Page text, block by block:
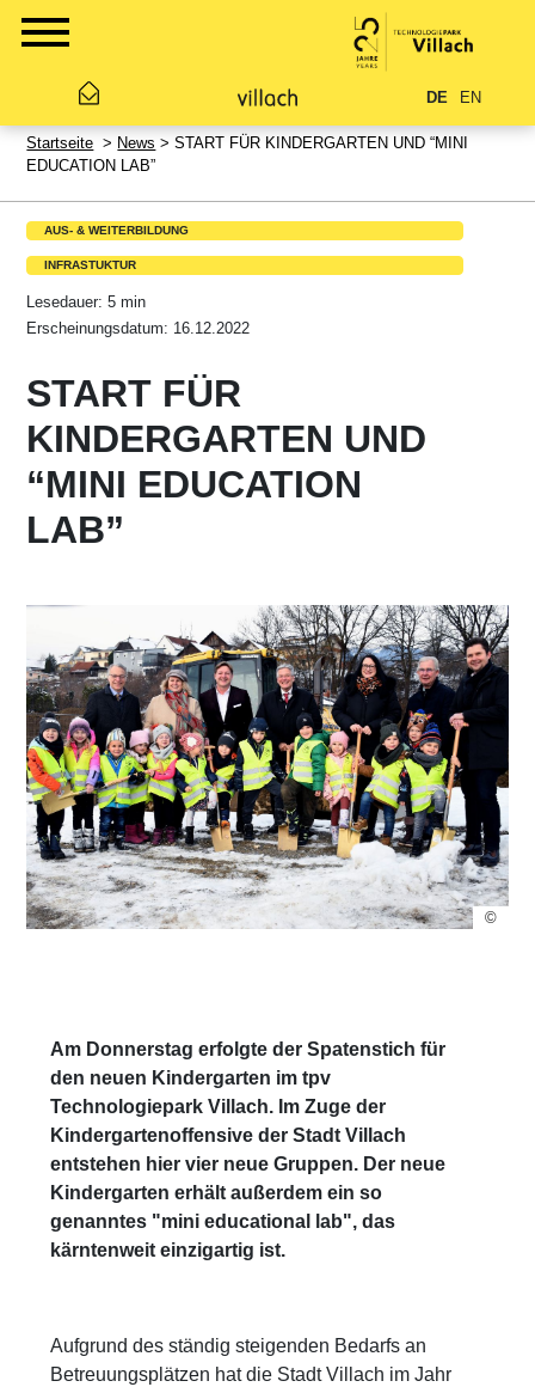
DE EN
Startseite > News > START FÜR KINDERGARTEN UND “MINI
EDUCATION LAB”
AUS- & WEITERBILDUNG
INFRASTUKTUR
Lesedauer: 5 min
Erscheinungsdatum: 16.12.2022
START FÜR
KINDERGARTEN UND
“MINI EDUCATION
LAB”
©
Am Donnerstag erfolgte der Spatenstich für
den neuen Kindergarten im tpv
Technologiepark Villach. Im Zuge der
Kindergartenoffensive der Stadt Villach
entstehen hier vier neue Gruppen. Der neue
Kindergarten erhält außerdem ein so
genanntes "mini educational lab", das
kärntenweit einzigartig ist.
Aufgrund des ständig steigenden Bedarfs an
Betreuungsplätzen hat die Stadt Villach im Jahr